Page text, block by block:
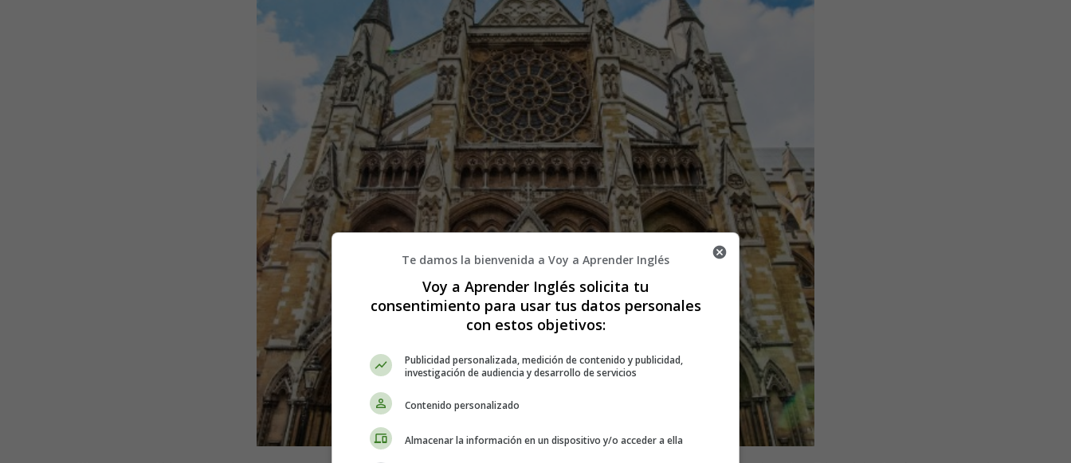
Te damos la bienvenida a Voy a Aprender Inglés
Voy a Aprender Inglés solicita tu
consentimiento para usar tus datos personales
con estos objetivos:
Publicidad personalizada, medición de contenido y publicidad,
investigación de audiencia y desarrollo de servicios
Contenido personalizado
Almacenar la información en un dispositivo y/o acceder a ella